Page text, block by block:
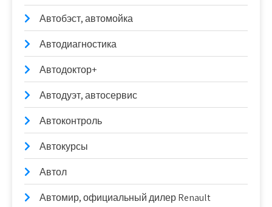
Автобэст, автомойка
Автодиагностика
Автодоктор+
Автодуэт, автосервис
Автоконтроль
Автокурсы
Автол
Автомир, официальный дилер Renault